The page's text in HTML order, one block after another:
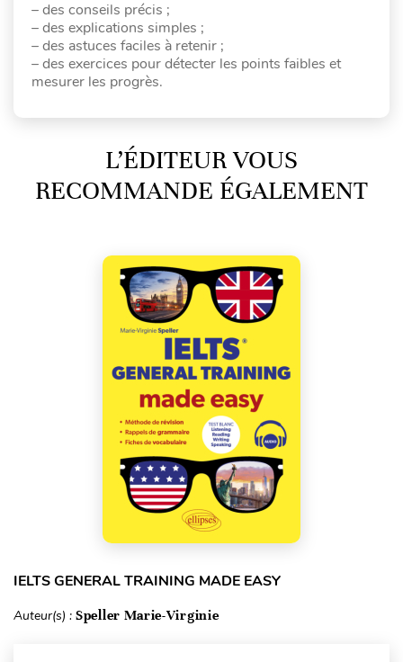
– des conseils précis ;
– des explications simples ;
– des astuces faciles à retenir ;
– des exercices pour détecter les points faibles et
mesurer les progrès.
L’ÉDITEUR VOUS
RECOMMANDE ÉGALEMENT
IELTS GENERAL TRAINING MADE EASY
Auteur(s) : Speller Marie-Virginie